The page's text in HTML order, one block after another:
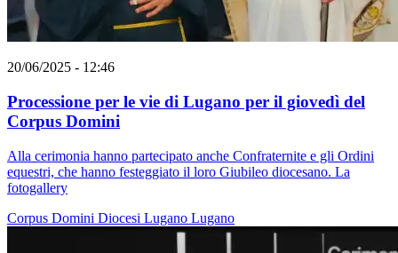
20/06/2025 - 12:46
Processione per le vie di Lugano per il giovedì del
Corpus Domini
Alla cerimonia hanno partecipato anche Confraternite e gli Ordini
equestri, che hanno festeggiato il loro Giubileo diocesano. La
fotogallery
Corpus Domini Diocesi Lugano Lugano